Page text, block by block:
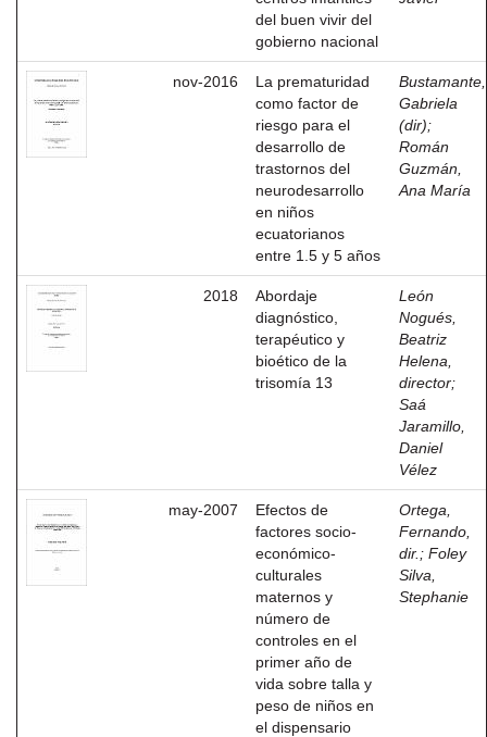
del buen vivir del
gobierno nacional
nov-2016
La prematuridad
como factor de
riesgo para el
desarrollo de
trastornos del
neurodesarrollo
en niños
ecuatorianos
entre 1.5 y 5 años
Bustamante,
Gabriela
(dir);
Román
Guzmán,
Ana María
2018
Abordaje
diagnóstico,
terapéutico y
bioético de la
trisomía 13
León
Nogués,
Beatriz
Helena,
director;
Saá
Jaramillo,
Daniel
Vélez
may-2007
Efectos de
factores socio-
económico-
culturales
maternos y
número de
controles en el
primer año de
vida sobre talla y
peso de niños en
el dispensario
Ortega,
Fernando,
dir. ; Foley
Silva,
Stephanie